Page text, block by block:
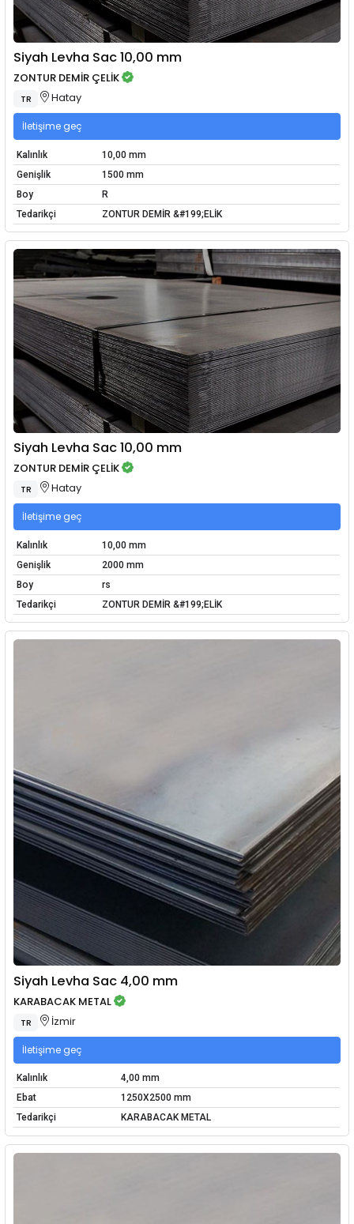
Siyah Levha Sac 10,00 mm
ZONTUR DEMİR ÇELİK
TR Hatay
İletişime geç
Kalınlık
10,00 mm
Genişlik
1500 mm
Boy
R
Tedarikçi
ZONTUR DEMİR &#199;ELİK
Siyah Levha Sac 10,00 mm
ZONTUR DEMİR ÇELİK
TR Hatay
İletişime geç
Kalınlık
10,00 mm
Genişlik
2000 mm
Boy
rs
Tedarikçi
ZONTUR DEMİR &#199;ELİK
Siyah Levha Sac 4,00 mm
KARABACAK METAL
TR İzmir
İletişime geç
Kalınlık
4,00 mm
Ebat
1250X2500 mm
Tedarikçi
KARABACAK METAL